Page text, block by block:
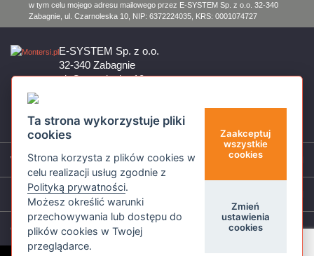
w tym celu mojego adresu mailowego przez E-SYSTEM Sp. z o.o. 32-340
Zabagnie, ul. Czarnoleska 10, NIP: 6372224035, KRS: 0001074727
E-SYSTEM Sp. z o.o.
32-340 Zabagnie
ul. Czarnoleska 10
sklep@montersi.pl
Wsparcie
Informacje
O nas
Ta strona wykorzystuje pliki
cookies
Strona korzysta z plików cookies w
celu realizacji usług zgodnie z
Polityką prywatności.
Możesz określić warunki
przechowywania lub dostępu do
plików cookies w Twojej
przeglądarce.
Zaakceptuj
wszystkie
cookies
Zmień
ustawienia
cookies